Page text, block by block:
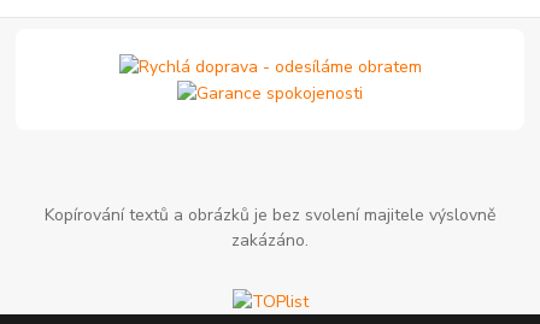
Kopírování textů a obrázků je bez svolení majitele výslovně
zakázáno.